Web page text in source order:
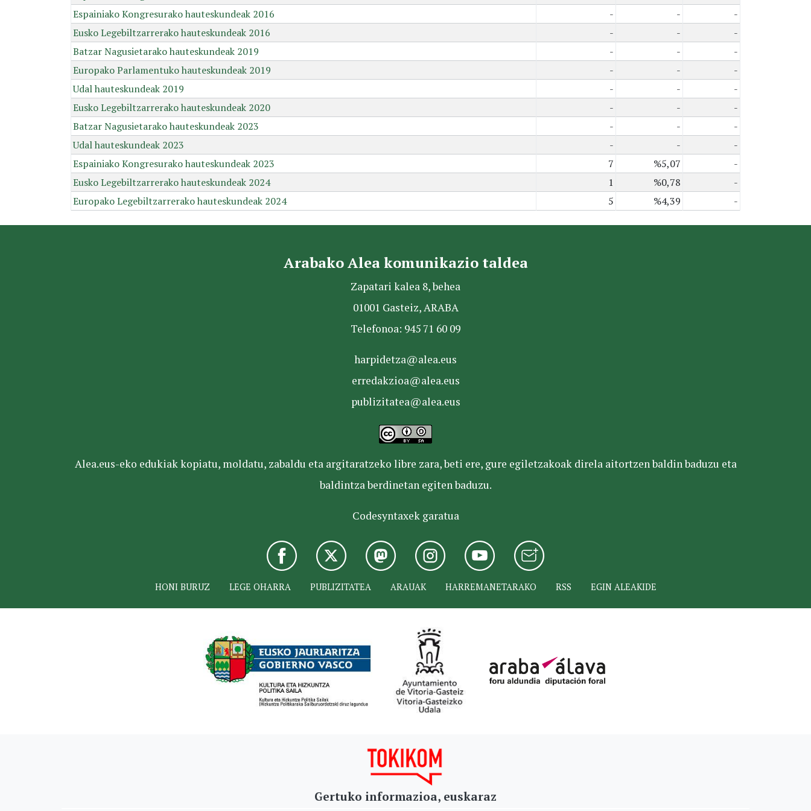
Espainiako Kongresurako hauteskundeak 2016
- -
-
Eusko Legebiltzarrerako hauteskundeak 2016
- -
-
Batzar Nagusietarako hauteskundeak 2019
- -
-
Europako Parlamentuko hauteskundeak 2019
- -
-
Udal hauteskundeak 2019
- -
-
Eusko Legebiltzarrerako hauteskundeak 2020
- -
-
Batzar Nagusietarako hauteskundeak 2023
- -
-
Udal hauteskundeak 2023
- -
-
Espainiako Kongresurako hauteskundeak 2023
7 %5,07
-
Eusko Legebiltzarrerako hauteskundeak 2024
1 %0,78
-
Europako Legebiltzarrerako hauteskundeak 2024
5 %4,39 -
Arabako Alea komunikazio taldea
Zapatari kalea 8, behea
01001 Gasteiz, ARABA
Telefonoa: 945 71 60 09
harpidetza@alea.eus
erredakzioa@alea.eus
publizitatea@alea.eus
Alea.eus-eko edukiak kopiatu, moldatu, zabaldu eta argitaratzeko libre zara, beti ere, gure egiletzakoak direla aitortzen baldin baduzu eta
baldintza berdinetan egiten baduzu.
Codesyntaxek garatua
HONI BURUZ LEGE OHARRA PUBLIZITATEA ARAUAK HARREMANETARAKO RSS EGIN ALEAKIDE
Gertuko informazioa, euskaraz